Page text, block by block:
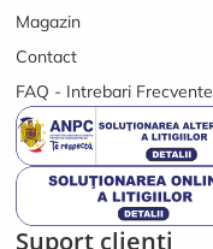
o
o
a
m
Magazin
Contact
FAQ - Intrebari Frecvente
Suport clienți